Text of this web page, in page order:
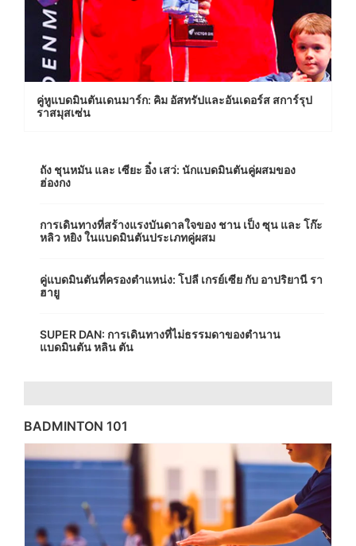
คู่หูแบดมินตันเดนมาร์ก: คิม อัสทรัปและอันเดอร์ส สการ์รุป
ราสมุสเซ่น
ถัง ชุนหมัน และ เซียะ อิ๋ง เสว่: นักแบดมินตันคู่ผสมของ
ฮ่องกง
การเดินทางที่สร้างแรงบันดาลใจของ ชาน เป็ง ซุน และ โก๊ะ
หลิว หยิง ในแบดมินตันประเภทคู่ผสม
คู่แบดมินตันที่ครองตำแหน่ง: โปลี เกรย์เซีย กับ อาปริยานี รา
ฮายู
SUPER DAN: การเดินทางที่ไม่ธรรมดาของตำนาน
แบดมินตัน หลิน ตัน
BADMINTON 101